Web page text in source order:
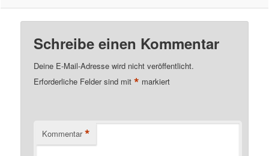
Schreibe einen Kommentar
Deine E-Mail-Adresse wird nicht veröffentlicht.
Erforderliche Felder sind mit* markiert
Kommentar *